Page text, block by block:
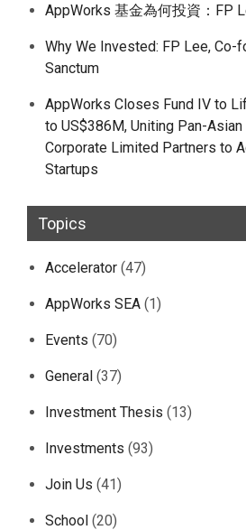
AppWorks 基金為何投資：FP
Why We Invested: FP Lee, Co-
Sanctum
AppWorks Closes Fund IV to
to US$386M, Uniting Pan-
Corporate Limited Partners to
Startups
Topics
Accelerator (47)
AppWorks SEA (1)
Events (70)
General (37)
Investment Thesis (13)
Investments (93)
Join Us (41)
School (20)